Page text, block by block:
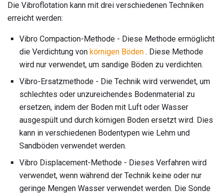
Die Vibroflotation kann mit drei verschiedenen Techniken
erreicht werden:
Vibro Compaction-Methode - Diese Methode ermöglicht
die Verdichtung von körnigen Böden . Diese Methode
wird nur verwendet, um sandige Böden zu verdichten.
Vibro-Ersatzmethode - Die Technik wird verwendet, um
schlechtes oder unzureichendes Bodenmaterial zu
ersetzen, indem der Boden mit Luft oder Wasser
ausgespült und durch körnigen Boden ersetzt wird. Dies
kann in verschiedenen Bodentypen wie Lehm und
Sandböden verwendet werden.
Vibro Displacement-Methode - Dieses Verfahren wird
verwendet, wenn während der Technik keine oder nur
geringe Mengen Wasser verwendet werden. Die Sonde